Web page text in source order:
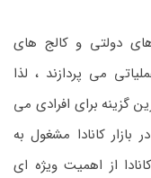
دولتی و کالج های
می پردازند ، لذا
گزینه برای افرادی می
بازار کانادا مشغول به
از اهمیت ویژه ای